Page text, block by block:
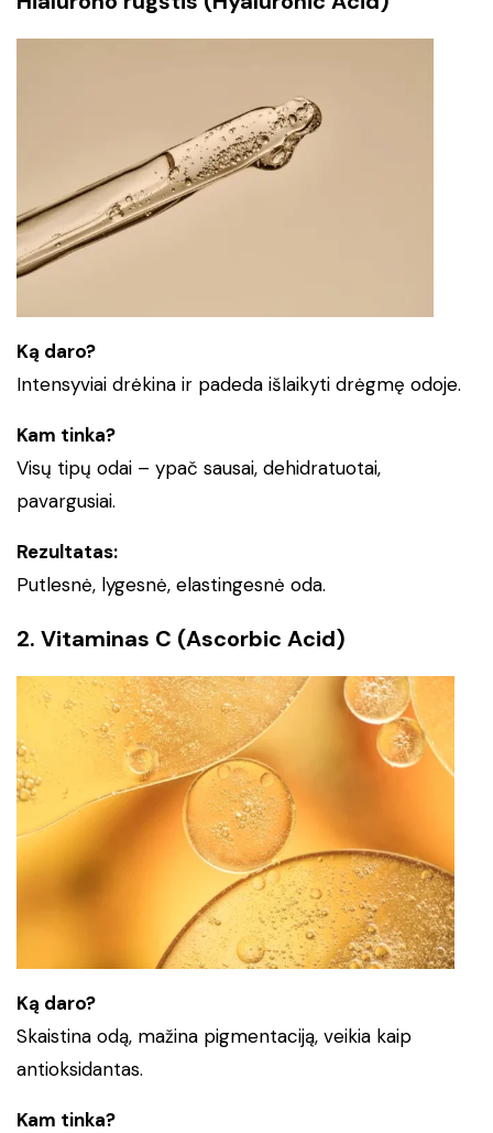
Ką daro?
Intensyviai drėkina ir padeda išlaikyti drėgmę odoje.
Kam tinka?
Visų tipų odai – ypač sausai, dehidratuotai,
pavargusiai.
Rezultatas:
Putlesnė, lygesnė, elastingesnė oda.
2. Vitaminas C (Ascorbic Acid)
Ką daro?
Skaistina odą, mažina pigmentaciją, veikia kaip
antioksidantas.
Kam tinka?